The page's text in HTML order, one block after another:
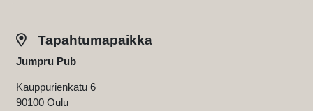
Tapahtumapaikka
Jumpru Pub
Kauppurienkatu 6
90100 Oulu